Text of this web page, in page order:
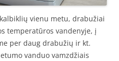
vienu metu, drabužiai
temperatūros vandenyje, į
per daug drabužių ir kt.
vanduo vamzdžiais